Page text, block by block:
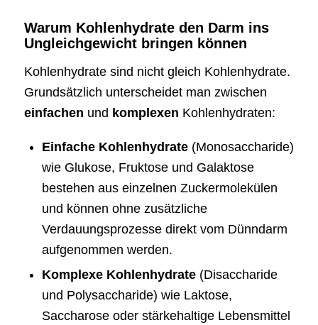
Warum Kohlenhydrate den Darm ins
Ungleichgewicht bringen können
Kohlenhydrate sind nicht gleich Kohlenhydrate.
Grundsätzlich unterscheidet man zwischen
einfachen und komplexen Kohlenhydraten:
Einfache Kohlenhydrate(Monosaccharide)
wie Glukose, Fruktose und Galaktose
bestehen aus einzelnen Zuckermolekülen
und können ohne zusätzliche
Verdauungsprozesse direkt vom Dünndarm
aufgenommen werden.
Komplexe Kohlenhydrate(Disaccharide
und Polysaccharide) wie Laktose,
Saccharose oder stärkehaltige Lebensmittel